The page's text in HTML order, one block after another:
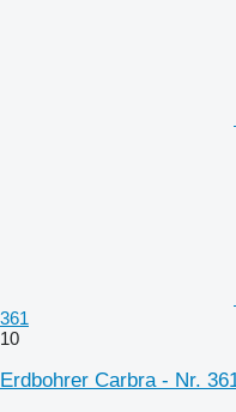
361
10
Erdbohrer Carbra - Nr.